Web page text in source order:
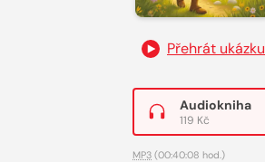
Přehrát ukázku
Audiokniha
119 Kč
MP3 (00:40:08 hod.)